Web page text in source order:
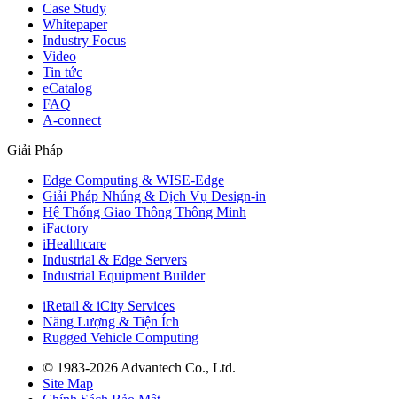
Case Study
Whitepaper
Industry Focus
Video
Tin tức
eCatalog
FAQ
A-connect
Giải Pháp
Edge Computing & WISE-Edge
Giải Pháp Nhúng & Dịch Vụ Design-in
Hệ Thống Giao Thông Thông Minh
iFactory
iHealthcare
Industrial & Edge Servers
Industrial Equipment Builder
iRetail & iCity Services
Năng Lượng & Tiện Ích
Rugged Vehicle Computing
© 1983-2026 Advantech Co., Ltd.
Site Map